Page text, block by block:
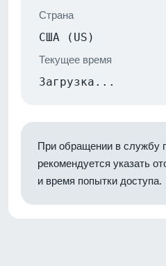
Страна
США (US)
Текущее время
Загрузка...
При обращении в службу
рекомендуется указать
и время попытки доступа.